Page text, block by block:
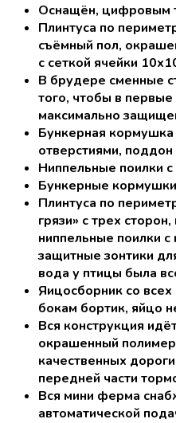
Оснащён, цифровым
Плинтуса по
съёмный пол,
с сеткой ячейки
В брудере сменные
того, чтобы в
максимально
Бункерная
отверстиями, поддон
Ниппельные поилки
Бункерные
Плинтуса по
грязи» с трех
ниппельные поилки
защитные зонтики
вода у птицы была
Яицосборник со
бокам бортик, яйцо
Вся конструкция
окрашенный
качественных
передней части
Вся мини ферма
автоматической